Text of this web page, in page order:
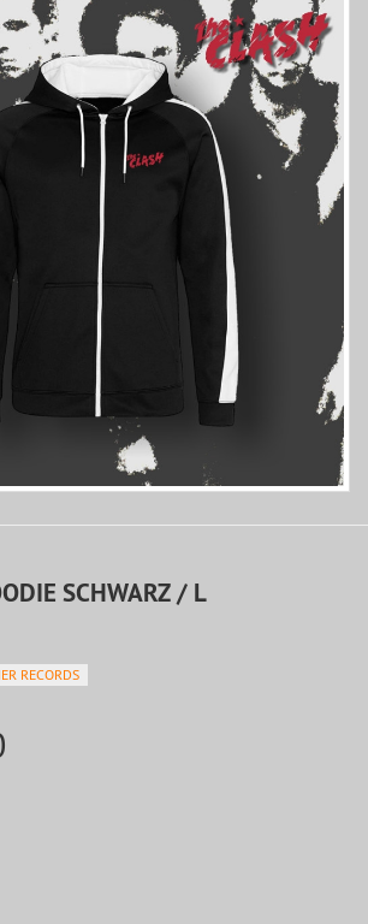
SCHWARZ / L
RECORDS